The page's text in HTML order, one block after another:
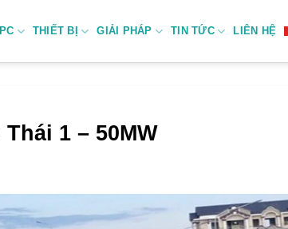
THIẾT BỊ GIẢI PHÁP TIN TỨC LIÊN HỆ
1 – 50MW